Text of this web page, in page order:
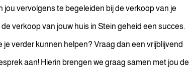
jou vervolgens te begeleiden bij de verkoop van je
verkoop van jouw huis in Stein geheid een succes.
je verder kunnen helpen? Vraag dan een vrijblijvend
aan! Hierin brengen we graag samen met jou de